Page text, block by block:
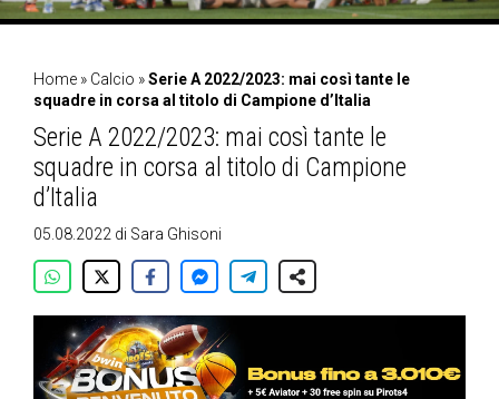
Home » Calcio »Serie A 2022/2023: mai così tante le
squadre in corsa al titolo di Campione d’Italia
Serie A 2022/2023: mai così tante le
squadre in corsa al titolo di Campione
d’Italia
05.08.2022 di Sara Ghisoni